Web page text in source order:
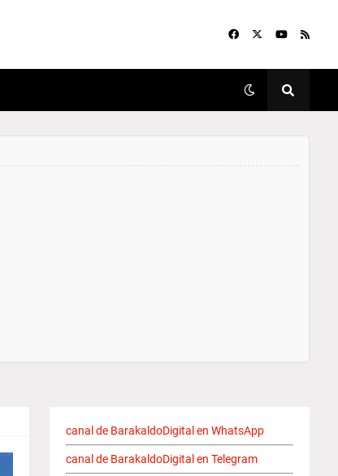
canal de BarakaldoDigital en WhatsApp
canal de BarakaldoDigital en Telegram